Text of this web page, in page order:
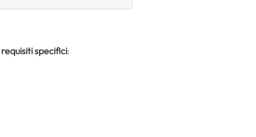
requisiti specifici: